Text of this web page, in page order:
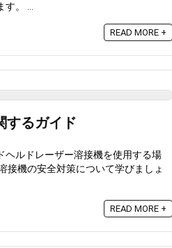
。 ...
READ MORE +
するガイド
ヘルドレーザー溶接機を使用する場
接機の安全対策について学びましょ
READ MORE +